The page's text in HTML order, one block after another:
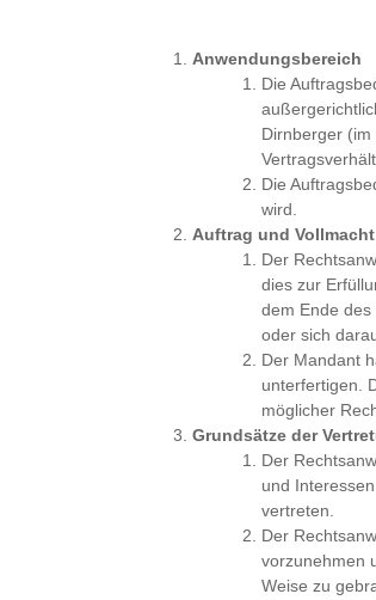
Anwendungsbereich
Die
Dirnberger (im
Die
wird.
Auftrag und Vollmacht
Der
dies zur
dem Ende
oder sich
Der Mandant
unterfertigen.
möglicher
Grundsätze der
Der
und
vertreten.
Der
vorzunehmen
Weise zu